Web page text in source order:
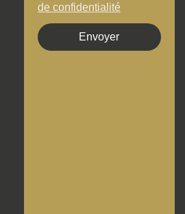
de confidentialité
Envoyer